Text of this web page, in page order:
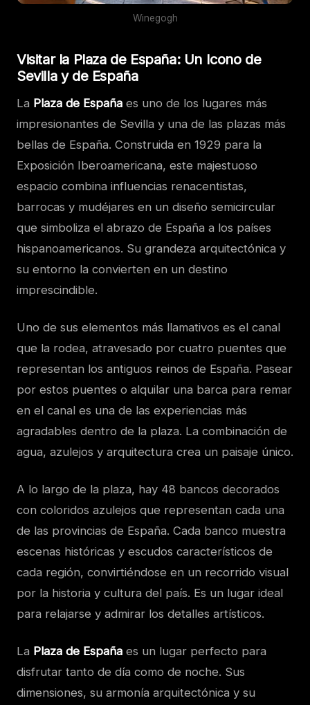
Winegogh
Visitar la Plaza de España: Un Icono de
Sevilla y de España
La Plaza de España es uno de los lugares más
impresionantes de Sevilla y una de las plazas más
bellas de España. Construida en 1929 para la
Exposición Iberoamericana, este majestuoso
espacio combina influencias renacentistas,
barrocas y mudéjares en un diseño semicircular
que simboliza el abrazo de España a los países
hispanoamericanos. Su grandeza arquitectónica y
su entorno la convierten en un destino
imprescindible.
Uno de sus elementos más llamativos es el canal
que la rodea, atravesado por cuatro puentes que
representan los antiguos reinos de España. Pasear
por estos puentes o alquilar una barca para remar
en el canal es una de las experiencias más
agradables dentro de la plaza. La combinación de
agua, azulejos y arquitectura crea un paisaje único.
A lo largo de la plaza, hay 48 bancos decorados
con coloridos azulejos que representan cada una
de las provincias de España. Cada banco muestra
escenas históricas y escudos característicos de
cada región, convirtiéndose en un recorrido visual
por la historia y cultura del país. Es un lugar ideal
para relajarse y admirar los detalles artísticos.
La Plaza de España es un lugar perfecto para
disfrutar tanto de día como de noche. Sus
dimensiones, su armonía arquitectónica y su